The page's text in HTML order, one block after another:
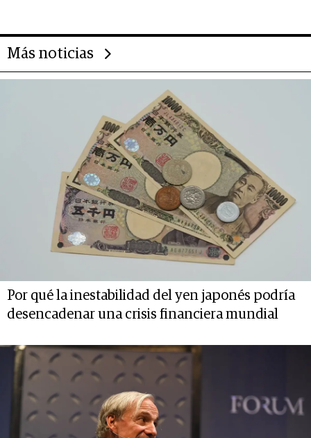
Más noticias
Por qué la inestabilidad del yen japonés podría
desencadenar una crisis financiera mundial